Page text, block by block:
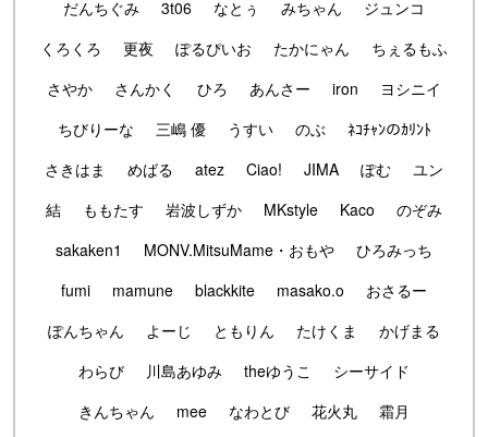
だんちぐみ
3t06 なとぅ みちゃん
ジュンコ
くろくろ
更夜 ぽるぴいお たかにゃん
ちぇるもふ
さやか
さんかく ひろ あんさー iron
ヨシニイ
ちびりーな
三嶋 優 うすい のぶ
ﾈｺﾁｬﾝのｶﾘﾝﾄ
さきはま
めばる atez Ciao! JIMA ぽむ
ユン
結
ももたす 岩波しずか MKstyle Kaco
のぞみ
sakaken1
MONV.MitsuMame・おもや
ひろみっち
fumi
mamune blackkite masako.o
おさるー
ぽんちゃん
よーじ ともりん たけくま
かげまる
わらび
川島あゆみ theゆうこ
シーサイド
きんちゃん
mee なわとび 花火丸
霜月